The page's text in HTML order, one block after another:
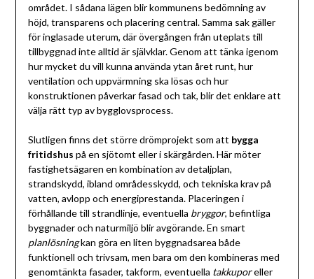
området. I sådana lägen blir kommunens bedömning av
höjd, transparens och placering central. Samma sak gäller
för inglasade uterum, där övergången från uteplats till
tillbyggnad inte alltid är självklar. Genom att tänka igenom
hur mycket du vill kunna använda ytan året runt, hur
ventilation och uppvärmning ska lösas och hur
konstruktionen påverkar fasad och tak, blir det enklare att
välja rätt typ av bygglovsprocess.
Slutligen finns det större drömprojekt som att bygga
fritidshus på en sjötomt eller i skärgården. Här möter
fastighetsägaren en kombination av detaljplan,
strandskydd, ibland områdesskydd, och tekniska krav på
vatten, avlopp och energiprestanda. Placeringen i
förhållande till strandlinje, eventuella bryggor, befintliga
byggnader och naturmiljö blir avgörande. En smart
planlösningkan göra en liten byggnadsarea både
funktionell och trivsam, men bara om den kombineras med
genomtänkta fasader, takform, eventuella takkuporeller